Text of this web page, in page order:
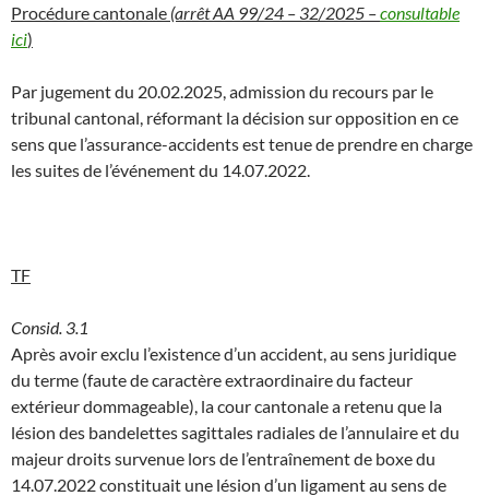
Procédure cantonale (arrêt AA 99/24 – 32/2025 –consultable
ici)
Par jugement du 20.02.2025, admission du recours par le
tribunal cantonal, réformant la décision sur opposition en ce
sens que l’assurance-accidents est tenue de prendre en charge
les suites de l’événement du 14.07.2022.
TF
Consid. 3.1
Après avoir exclu l’existence d’un accident, au sens juridique
du terme (faute de caractère extraordinaire du facteur
extérieur dommageable), la cour cantonale a retenu que la
lésion des bandelettes sagittales radiales de l’annulaire et du
majeur droits survenue lors de l’entraînement de boxe du
14.07.2022 constituait une lésion d’un ligament au sens de